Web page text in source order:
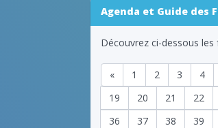
Agenda et Guide des
Découvrez ci-dessous les
« 1 2 3 4
19
20 21 22
36
37 38 39